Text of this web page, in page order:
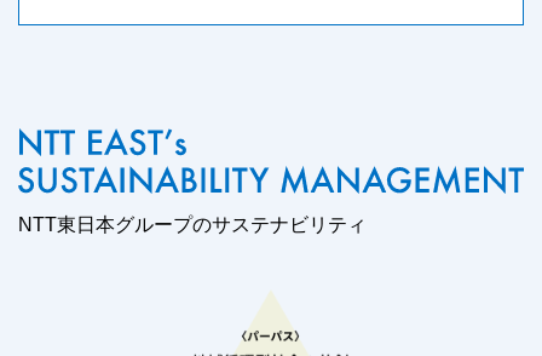
NTT東日本グループのサステナビリティ